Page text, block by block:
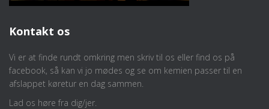
Kontakt os
Vi er at finde rundt omkring men skriv til os eller find os på
facebook, så kan vi jo mødes og se om kemien passer til en
afslappet køretur en dag sammen.
Lad os høre fra dig/jer.